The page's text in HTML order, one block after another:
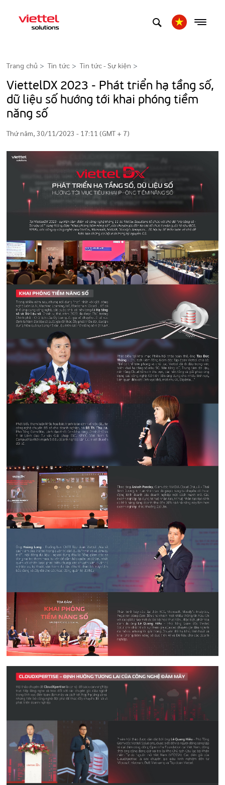
Trang chủ Tin tức Tin tức - Sự kiện >
ViettelDX 2023 - Phát triển hạ tầng số,
dữ liệu số hướng tới khai phóng tiềm
năng số
Thứ năm, 30/11/2023 - 17:11 (GMT + 7)